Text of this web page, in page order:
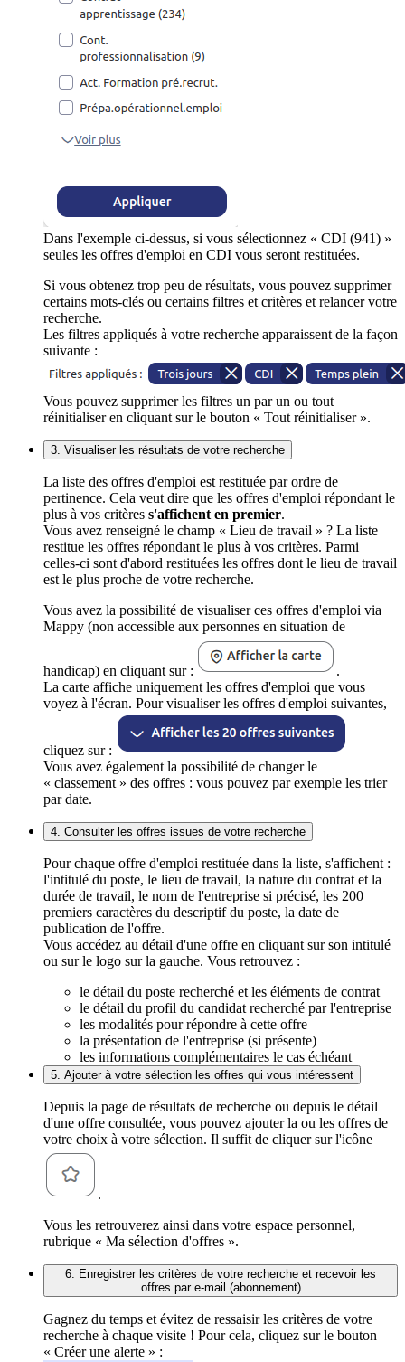
Dans l'exemple ci-dessus, si vous sélectionnez « CDI (941) »
seules les offres d'emploi en CDI vous seront restituées.
Si vous obtenez trop peu de résultats, vous pouvez supprimer
certains mots-clés ou certains filtres et critères et relancer votre
recherche.
Les filtres appliqués à votre recherche apparaissent de la façon
suivante :
Vous pouvez supprimer les filtres un par un ou tout
réinitialiser en cliquant sur le bouton « Tout réinitialiser ».
3. Visualiser les résultats de votre recherche
La liste des offres d'emploi est restituée par ordre de
pertinence. Cela veut dire que les offres d'emploi répondant le
plus à vos critères s'affichent en premier.
Vous avez renseigné le champ « Lieu de travail » ? La liste
restitue les offres répondant le plus à vos critères. Parmi
celles-ci sont d'abord restituées les offres dont le lieu de travail
est le plus proche de votre recherche.
Vous avez la possibilité de visualiser ces offres d'emploi via
Mappy (non accessible aux personnes en situation de
handicap) en cliquant sur :
.
La carte affiche uniquement les offres d'emploi que vous
voyez à l'écran. Pour visualiser les offres d'emploi suivantes,
cliquez sur :
Vous avez également la possibilité de changer le
« classement » des offres : vous pouvez par exemple les trier
par date.
4. Consulter les offres issues de votre recherche
Pour chaque offre d'emploi restituée dans la liste, s'affichent :
l'intitulé du poste, le lieu de travail, la nature du contrat et la
durée de travail, le nom de l'entreprise si précisé, les 200
premiers caractères du descriptif du poste, la date de
publication de l'offre.
Vous accédez au détail d'une offre en cliquant sur son intitulé
ou sur le logo sur la gauche. Vous retrouvez :
le détail du poste recherché et les éléments de contrat
le détail du profil du candidat recherché par l'entreprise
les modalités pour répondre à cette offre
la présentation de l'entreprise (si présente)
les informations complémentaires le cas échéant
5. Ajouter à votre sélection les offres qui vous intéressent
Depuis la page de résultats de recherche ou depuis le détail
d'une offre consultée, vous pouvez ajouter la ou les offres de
votre choix à votre sélection. Il suffit de cliquer sur l'icône
.
Vous les retrouverez ainsi dans votre espace personnel,
rubrique « Ma sélection d'offres ».
6. Enregistrer les critères de votre recherche et recevoir les
offres par e-mail (abonnement)
Gagnez du temps et évitez de ressaisir les critères de votre
recherche à chaque visite ! Pour cela, cliquez sur le bouton
« Créer une alerte » :